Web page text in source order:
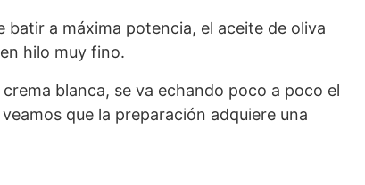
a máxima potencia, el aceite de oliva
hilo muy fino.
blanca, se va echando poco a poco el
que la preparación adquiere una